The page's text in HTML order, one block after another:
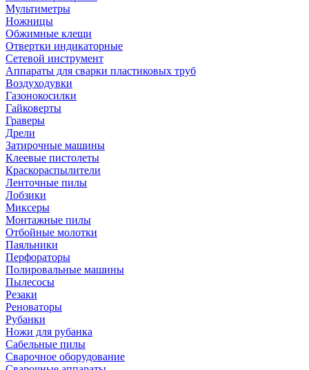
Мультиметры
Ножницы
Обжимные клещи
Отвертки индикаторные
Сетевой инструмент
Аппараты для сварки пластиковых труб
Воздуходувки
Газонокосилки
Гайковерты
Граверы
Дрели
Затирочные машины
Клеевые пистолеты
Краскораспылители
Ленточные пилы
Лобзики
Миксеры
Монтажные пилы
Отбойные молотки
Паяльники
Перфораторы
Полировальные машины
Пылесосы
Резаки
Реноваторы
Рубанки
Ножи для рубанка
Сабельные пилы
Сварочное оборудование